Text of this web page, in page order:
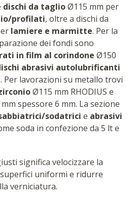
dischi da taglioØ115 mm per
profilati, oltre a dischi da
lamiere e marmitte. Per la
dei fondi sono
in film al corindone Ø150
abrasivi autolubrificanti
Per lavorazioni su metallo trovi
Ø115 mm RHODIUS e
spessore 6 mm. La sezione
sodatrici e abrasivi
soda in confezione da 5 lt e
significa velocizzare la
uniformi e ridurre
verniciatura.